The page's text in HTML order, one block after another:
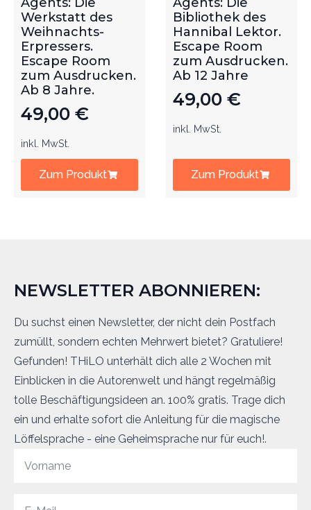
Werkstatt des
Weihnachts-
Erpressers.
Escape Room
zum Ausdrucken.
Ab 8 Jahre.
49,00 €
inkl. MwSt.
Zum Produkt
Bibliothek des
Hannibal Lektor.
Escape Room
zum Ausdrucken.
Ab 12 Jahre
49,00 €
inkl. MwSt.
Zum Produkt
NEWSLETTER ABONNIEREN:
Du suchst einen Newsletter, der nicht dein Postfach
zumüllt, sondern echten Mehrwert bietet? Gratuliere!
Gefunden! THiLO unterhält dich alle 2 Wochen mit
Einblicken in die Autorenwelt und hängt regelmäßig
tolle Beschäftigungsideen an. 100% gratis. Trage dich
ein und erhalte sofort die Anleitung für die magische
Löffelsprache - eine Geheimsprache nur für euch!.